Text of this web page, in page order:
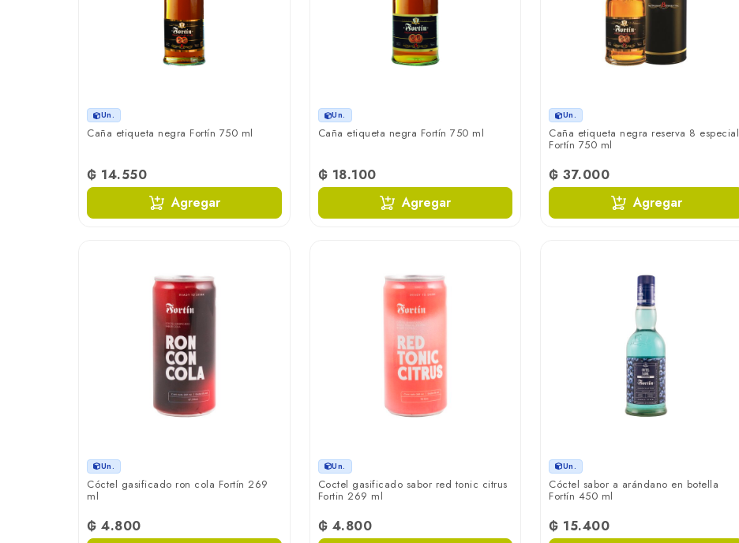
Un.
Caña etiqueta negra Fortín 750 ml
₲ 14.550
Agregar
Un.
Caña etiqueta negra Fortín 750 ml
₲ 18.100
Agregar
Un.
Caña etiqueta negra reserva 8 especial
Fortín 750 ml
₲ 37.000
Agregar
Un.
Cóctel gasificado ron cola Fortín 269
ml
₲ 4.800
Un.
Coctel gasificado sabor red tonic citrus
Fortin 269 ml
₲ 4.800
Un.
Cóctel sabor a arándano en botella
Fortín 450 ml
₲ 15.400